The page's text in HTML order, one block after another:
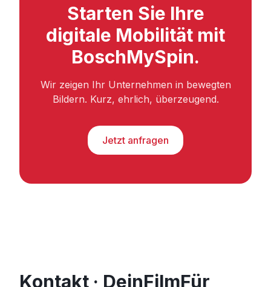
Starten Sie Ihre
digitale Mobilität mit
BoschMySpin.
Wir zeigen Ihr Unternehmen in bewegten
Bildern. Kurz, ehrlich, überzeugend.
Jetzt anfragen
Kontakt · DeinFilmFür